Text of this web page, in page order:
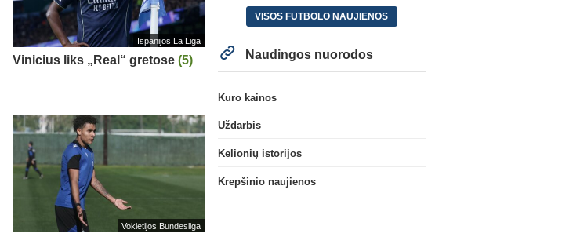
Ispanijos La Liga
Vinicius liks „Real“ gretose (5)
Vokietijos Bundesliga
VISOS FUTBOLO NAUJIENOS
Naudingos nuorodos
Kuro kainos
Uždarbis
Kelionių istorijos
Krepšinio naujienos